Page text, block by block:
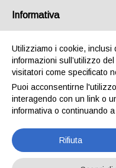
nella vita di tutti i
Informativa
Utilizziamo i cookie,
informazioni sull’utilizzo
visitatori come specificato
Puoi acconsentirne
interagendo con un link o
informativa o continuando
Rifiuta